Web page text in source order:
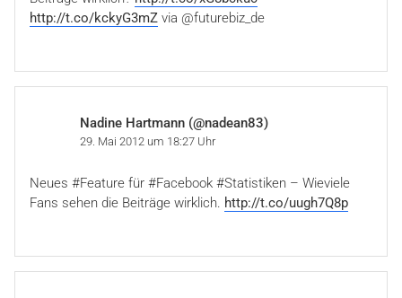
http://t.co/kckyG3mZ via @futurebiz_de
Nadine Hartmann (@nadean83)
29. Mai 2012 um 18:27 Uhr
Neues #Feature für #Facebook #Statistiken – Wieviele
Fans sehen die Beiträge wirklich. http://t.co/uugh7Q8p